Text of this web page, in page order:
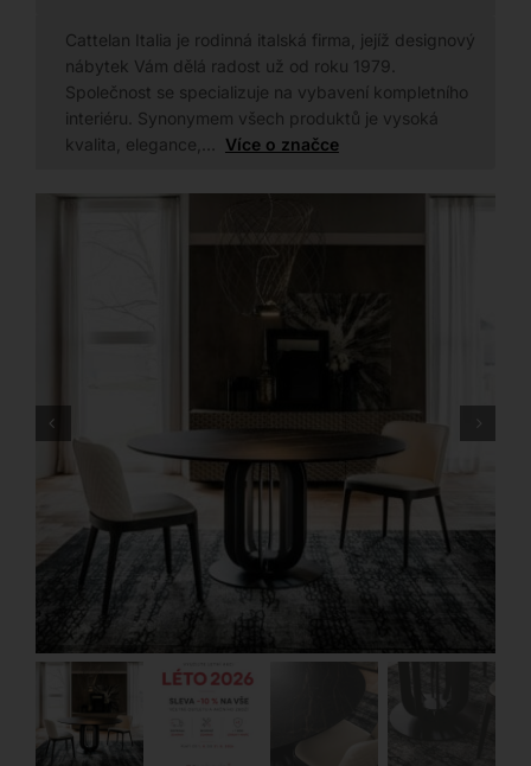
Cattelan Italia je rodinná italská firma, jejíž designový
nábytek Vám dělá radost už od roku 1979.
Společnost se specializuje na vybavení kompletního
interiéru. Synonymem všech produktů je vysoká
kvalita, elegance,… Více o značce